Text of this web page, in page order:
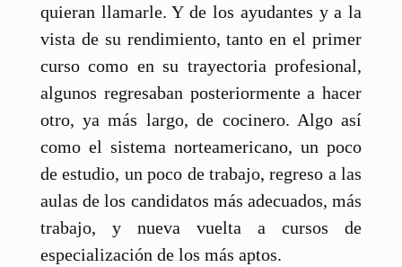
quieran llamarle. Y de los ayudantes y a la
vista de su rendimiento, tanto en el primer
curso como en su trayectoria profesional,
algunos regresaban posteriormente a hacer
otro, ya más largo, de cocinero. Algo así
como el sistema norteamericano, un poco
de estudio, un poco de trabajo, regreso a las
aulas de los candidatos más adecuados, más
trabajo, y nueva vuelta a cursos de
especialización de los más aptos.